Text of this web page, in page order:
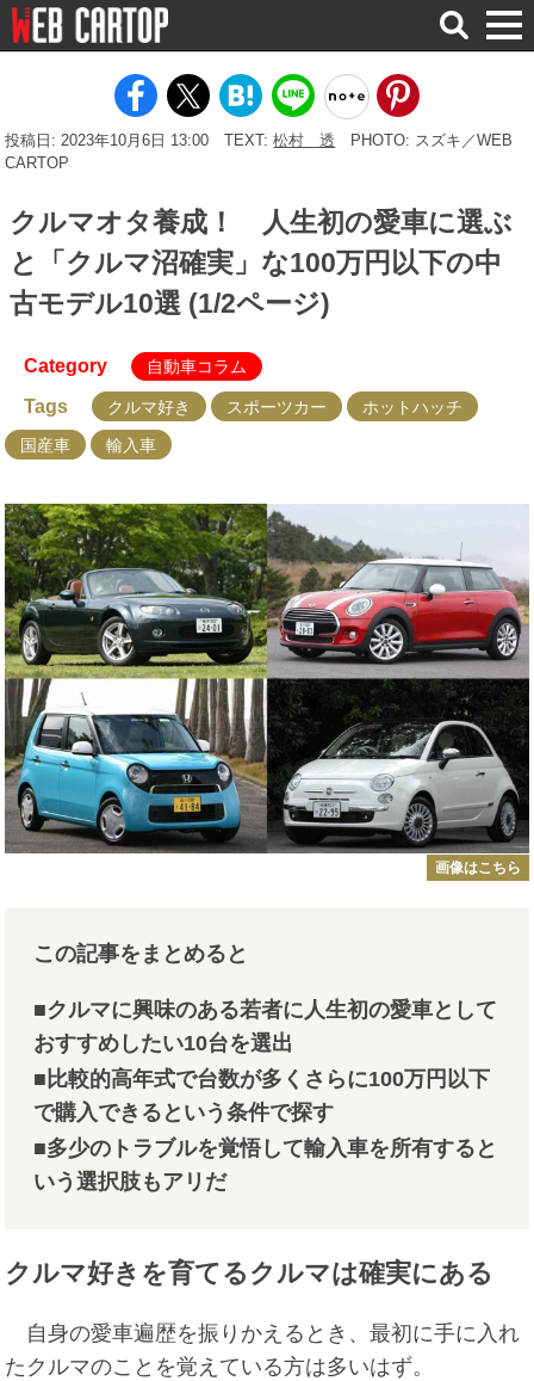
検
索
投稿日: 2023年10月6日 13:00 TEXT:松村 透
PHOTO: スズキ／WEB
CARTOP
クルマオタ養成！ 人生初の愛車に選ぶ
と「クルマ沼確実」な100万円以下の中
古モデル10選 (1/2ページ)
Category 自動車コラム
Tags クルマ好き スポーツカー
ホットハッチ
国産車
輸入車
画像はこちら
この記事をまとめると
■クルマに興味のある若者に人生初の愛車として
おすすめしたい10台を選出
■比較的高年式で台数が多くさらに100万円以下
で購入できるという条件で探す
■多少のトラブルを覚悟して輸入車を所有すると
いう選択肢もアリだ
クルマ好きを育てるクルマは確実にある
自身の愛車遍歴を振りかえるとき、最初に手に入れ
たクルマのことを覚えている方は多いはず。